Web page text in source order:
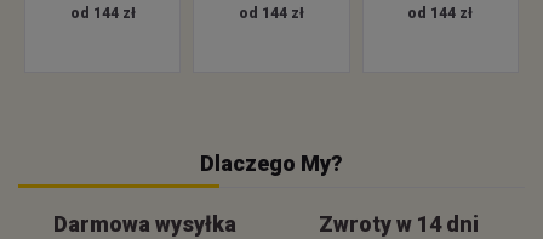
od 144 zł od 144 zł od 144 zł
Dlaczego My?
Darmowa wysyłka Zwroty w 14 dni